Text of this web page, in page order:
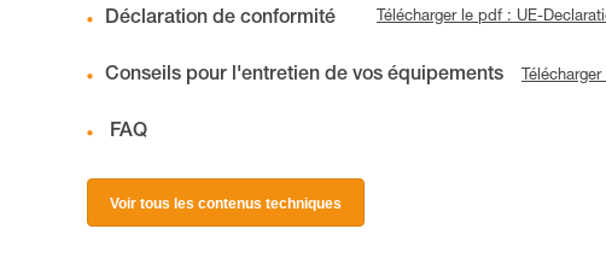
Déclaration de conformité Télécharger le pdf : UE-
Conseils pour l'entretien de vos équipements
FAQ
Voir tous les contenus techniques